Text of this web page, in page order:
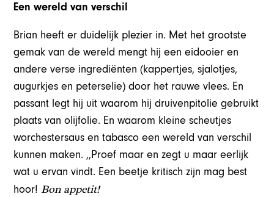
Een wereld van verschil
Brian heeft er duidelijk plezier in. Met het grootste
gemak van de wereld mengt hij een eidooier en
andere verse ingrediënten (kappertjes, sjalotjes,
augurkjes en peterselie) door het rauwe vlees. En
passant legt hij uit waarom hij druivenpitolie gebruikt
plaats van olijfolie. En waarom kleine scheutjes
worchestersaus en tabasco een wereld van verschil
kunnen maken. ,,Proef maar en zegt u maar eerlijk
wat u ervan vindt. Een beetje kritisch zijn mag best
hoor!Bon appetit!